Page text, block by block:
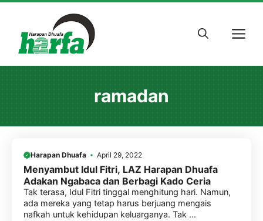
content
ramadan
Harapan Dhuafa April 29, 2022
Menyambut Idul Fitri, LAZ Harapan Dhuafa
Adakan Ngabaca dan Berbagi Kado Ceria
Tak terasa, Idul Fitri tinggal menghitung hari. Namun,
ada mereka yang tetap harus berjuang mengais
nafkah untuk kehidupan keluarganya. Tak ...